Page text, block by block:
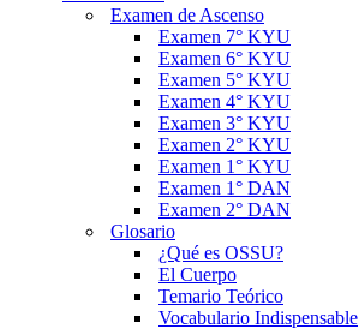
Examen de Ascenso
Examen 7° KYU
Examen 6° KYU
Examen 5° KYU
Examen 4° KYU
Examen 3° KYU
Examen 2° KYU
Examen 1° KYU
Examen 1° DAN
Examen 2° DAN
Glosario
¿Qué es OSSU?
El Cuerpo
Temario Teórico
Vocabulario Indispensable